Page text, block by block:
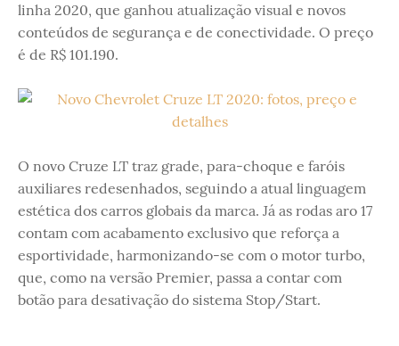
linha 2020, que ganhou atualização visual e novos
conteúdos de segurança e de conectividade. O preço
é de R$ 101.190.
O novo Cruze LT traz grade, para-choque e faróis
auxiliares redesenhados, seguindo a atual linguagem
estética dos carros globais da marca. Já as rodas aro 17
contam com acabamento exclusivo que reforça a
esportividade, harmonizando-se com o motor turbo,
que, como na versão Premier, passa a contar com
botão para desativação do sistema Stop/Start.